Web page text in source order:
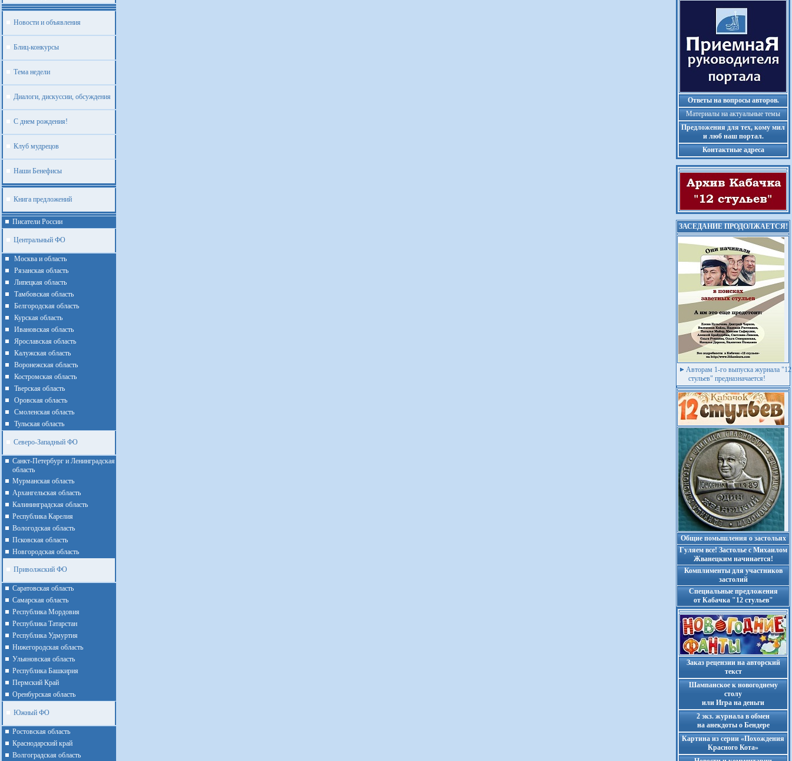
Новости и объявления
Блиц-конкурсы
Тема недели
Диалоги, дискуссии, обсуждения
С днем рождения!
Клуб мудрецов
Наши Бенефисы
Книга предложений
Писатели России
Центральный ФО
Москва и область
Рязанская область
Липецкая область
Тамбовская область
Белгородская область
Курская область
Ивановская область
Ярославская область
Калужская область
Воронежская область
Костромская область
Тверская область
Оровская область
Смоленская область
Тульская область
Северо-Западный ФО
Санкт-Петербург и Ленинградская
область
Мурманская область
Архангельская область
Калининградская область
Республика Карелия
Вологодская область
Псковская область
Новгородская область
Приволжский ФО
Cаратовская область
Cамарская область
Республика Мордовия
Республика Татарстан
Республика Удмуртия
Нижегородская область
Ульяновская область
Республика Башкирия
Пермский Край
Оренбурская область
Южный ФО
Ростовская область
Краснодарский край
Волгоградская область
Ответы на вопросы авторов.
Материалы на актуальные темы
Предложения для тех, кому мил
и люб наш портал.
Контактные адреса
ЗАСЕДАНИЕ ПРОДОЛЖАЕТСЯ!
Авторам 1-го выпуска журнала "12
стульев" предназначается!
Общие помышления о застольях
Гуляем все! Застолье с Михаилом
Жванецким начинается!
Комплименты для участников
застолий
Cпециальные предложения
от Кабачка "12 стульев"
Заказ рецензии на авторский
текст
Шампанское к новогоднему
столу
или Игра на деньги
2 экз. журнала в обмен
на анекдоты о Бендере
Картина из серии «Похождения
Красного Кота»